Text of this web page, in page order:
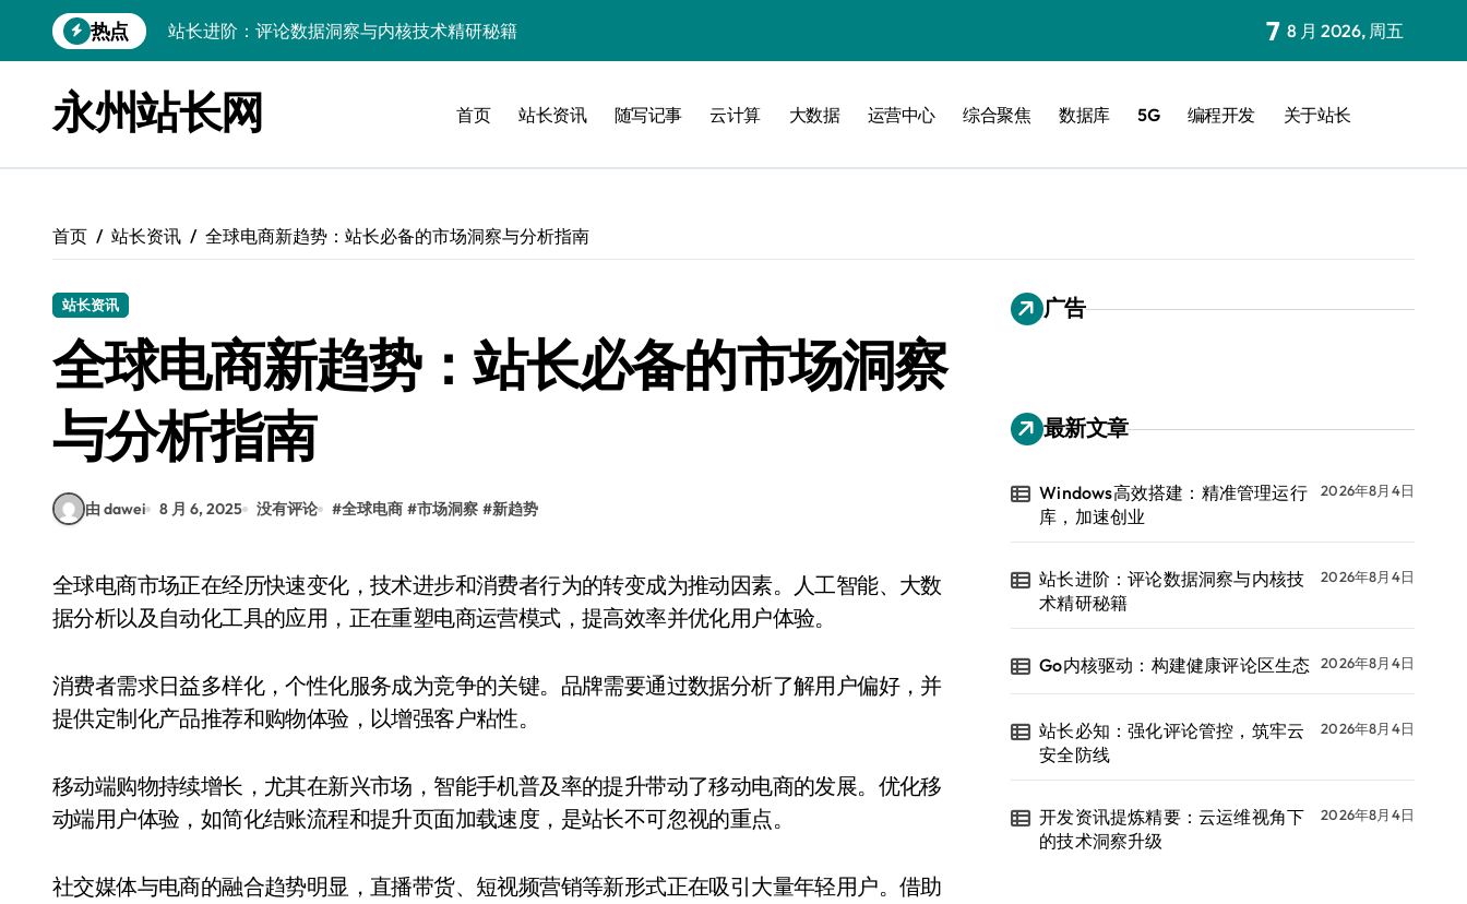
到
热点
站长进阶：评论数据洞察与内核技术精研秘籍
站长必知：强化评论管控，筑牢云安全防线
开发资讯提炼精要：云运维视角下的技术洞察升级
数据驱动交互优化，赋能站长高效运营
Linux机器学习环境搭建速成指南
弹性计算赋能Android云架构性能跃迁
Windows高效搭建：精准管理运行库，加速创业
7 8 月 2026, 周五
永州站长网 首页 站长资讯 随写记事 云计算 大数据 运营中心 综合聚焦 数据库 5G 编程开发 关于站长
首页 站长资讯 全球电商新趋势：站长必备的市场洞察与分析指南
站长资讯
全球电商新趋势：站长必备的市场洞察
与分析指南
由 dawei 8 月 6, 2025 没有评论 #全球电商 #市场洞察 #新趋势
全球电商市场正在经历快速变化，技术进步和消费者行为的转变成为推动因素。人工智能、大数
据分析以及自动化工具的应用，正在重塑电商运营模式，提高效率并优化用户体验。
消费者需求日益多样化，个性化服务成为竞争的关键。品牌需要通过数据分析了解用户偏好，并
提供定制化产品推荐和购物体验，以增强客户粘性。
移动端购物持续增长，尤其在新兴市场，智能手机普及率的提升带动了移动电商的发展。优化移
动端用户体验，如简化结账流程和提升页面加载速度，是站长不可忽视的重点。
社交媒体与电商的融合趋势明显，直播带货、短视频营销等新形式正在吸引大量年轻用户。借助
广告
最新文章
Windows高效搭建：精准管理运行
库，加速创业
2026年8月4日
站长进阶：评论数据洞察与内核技
术精研秘籍
2026年8月4日
Go内核驱动：构建健康评论区生态 2026年8月4日
站长必知：强化评论管控，筑牢云
安全防线
2026年8月4日
开发资讯提炼精要：云运维视角下
的技术洞察升级
2026年8月4日